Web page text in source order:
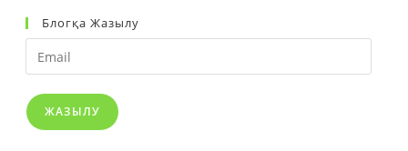
Блогқа Жазылу
Email
ЖАЗЫЛУ